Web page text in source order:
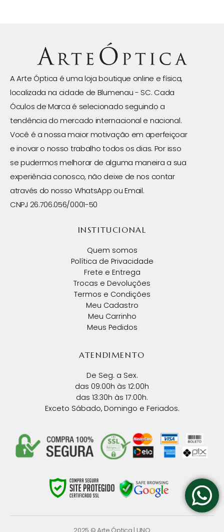
A Arte Óptica é uma loja boutique online e física,
localizada na cidade de Blumenau - SC. Cada
Óculos de Marca é selecionado seguindo a
tendência do mercado internacional e nacional.
Você é a nossa maior motivação em aperfeiçoar
e inovar o nosso trabalho todos os dias. Por isso
se pudermos melhorar de alguma maneira a sua
experiência conosco, não deixe de nos contar
através do nosso WhatsApp ou Email.
CNPJ 26.706.056/0001-50
INSTITUCIONAL
Quem somos
Política de Privacidade
Frete e Entrega
Trocas e Devoluções
Termos e Condições
Meu Cadastro
Meu Carrinho
Meus Pedidos
ATENDIMENTO
De Seg. a Sex.
das 09:00h às 12:00h
das 13:30h às 17:00h.
Exceto Sábado, Domingo e Feriados.